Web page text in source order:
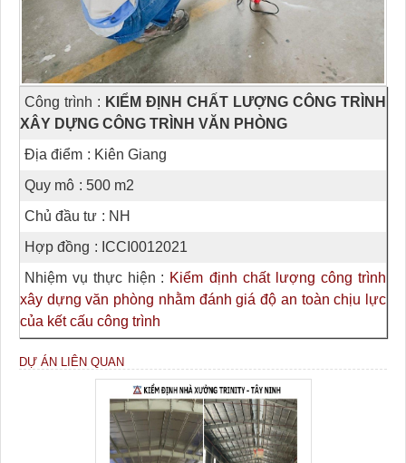
Công trình : KIỂM ĐỊNH CHẤT LƯỢNG CÔNG TRÌNH
XÂY DỰNG CÔNG TRÌNH VĂN PHÒNG
Địa điểm : Kiên Giang
Quy mô : 500 m2
Chủ đầu tư : NH
Hợp đồng : ICCI0012021
Nhiệm vụ thực hiện : Kiểm định chất lượng công trình
xây dựng văn phòng nhằm đánh giá độ an toàn chịu lực
của kết cấu công trình
DỰ ÁN LIÊN QUAN